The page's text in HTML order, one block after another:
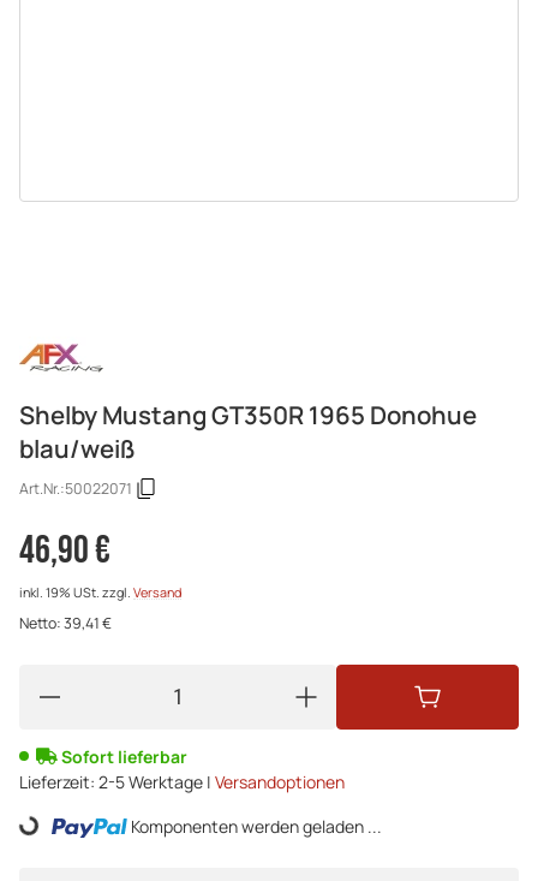
Shelby Mustang GT350R 1965 Donohue
blau/weiß
Art.Nr.:50022071
46,90 €
inkl. 19% USt. zzgl. Versand
Netto:39,41 €
Sofort lieferbar
Lieferzeit: 2-5 Werktage | Versandoptionen
Loading... Komponenten werden geladen ...